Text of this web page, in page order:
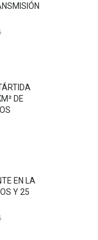
DE
EN LA
Y 25